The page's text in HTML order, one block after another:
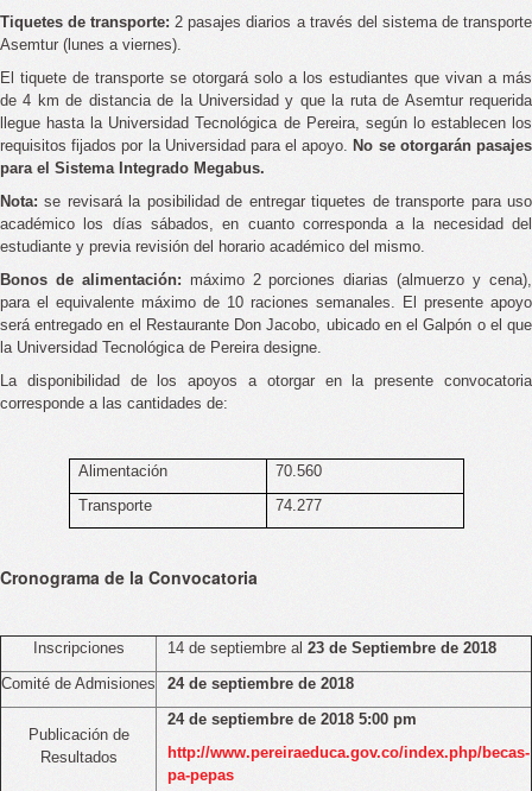
Tiquetes de transporte: 2 pasajes diarios a través del sistema de transporte
Asemtur (lunes a viernes).
El tiquete de transporte se otorgará solo a los estudiantes que vivan a más
de 4 km de distancia de la Universidad y que la ruta de Asemtur requerida
llegue hasta la Universidad Tecnológica de Pereira, según lo establecen los
requisitos fijados por la Universidad para el apoyo. No se otorgarán pasajes
para el Sistema Integrado Megabus.
Nota: se revisará la posibilidad de entregar tiquetes de transporte para uso
académico los días sábados, en cuanto corresponda a la necesidad del
estudiante y previa revisión del horario académico del mismo.
Bonos de alimentación: máximo 2 porciones diarias (almuerzo y cena),
para el equivalente máximo de 10 raciones semanales. El presente apoyo
será entregado en el Restaurante Don Jacobo, ubicado en el Galpón o el que
la Universidad Tecnológica de Pereira designe.
La disponibilidad de los apoyos a otorgar en la presente convocatoria
corresponde a las cantidades de:
Alimentación
70.560
Transporte
74.277
Cronograma de la Convocatoria
Inscripciones 14 de septiembre al 23 de Septiembre de 2018
Comité de Admisiones
24 de septiembre de 2018
Publicación de
Resultados
24 de septiembre de 2018 5:00 pm
http://www.pereiraeduca.gov.co/index.php/becas-
pa-pepas